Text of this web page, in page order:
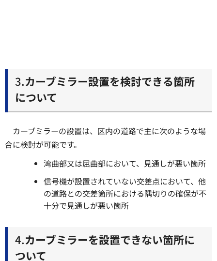
3.カーブミラー設置を検討できる箇所
について
カーブミラーの設置は、区内の道路で主に次のような場
合に検討が可能です。
湾曲部又は屈曲部において、見通しが悪い箇所
信号機が設置されていない交差点において、他
の道路との交差箇所における隅切りの確保が不
十分で見通しが悪い箇所
4.カーブミラーを設置できない箇所に
ついて